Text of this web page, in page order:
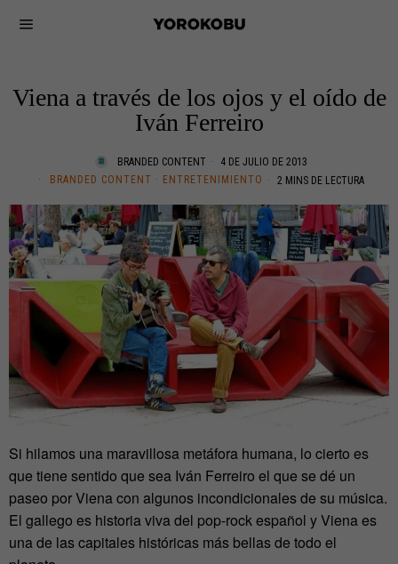
Viena a través de los ojos y el oído de
Iván Ferreiro
BRANDED CONTENT
4 DE JULIO DE 2013
BRANDED CONTENT · ENTRETENIMIENTO 2 MINS DE LECTURA
Si hilamos una maravillosa metáfora humana, lo cierto es
que tiene sentido que sea Iván Ferreiro el que se dé un
paseo por Viena con algunos incondicionales de su música.
El gallego es historia viva del pop-rock español y Viena es
una de las capitales históricas más bellas de todo el